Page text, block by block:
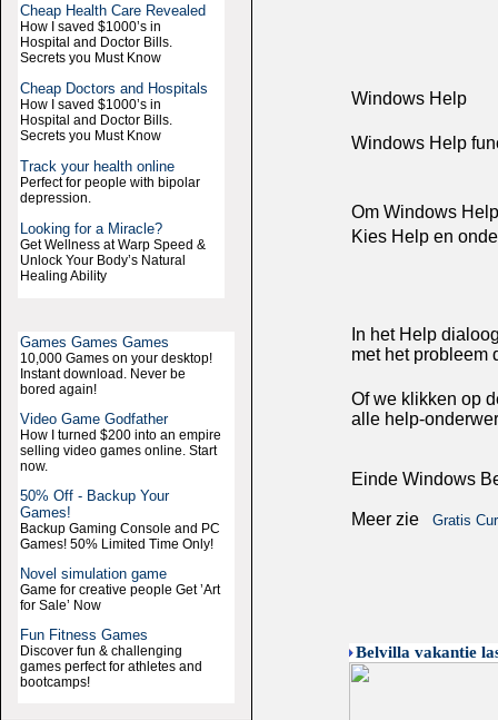
Cheap Health Care Revealed
How I saved $1000’s in
Hospital and Doctor Bills.
Secrets you Must Know
Cheap Doctors and Hospitals
How I saved $1000’s in
Hospital and Doctor Bills.
Secrets you Must Know
Track your health online
Perfect for people with bipolar
depression.
Looking for a Miracle?
Get Wellness at Warp Speed &
Unlock Your Body’s Natural
Healing Ability
Games Games Games
10,000 Games on your desktop!
Instant download. Never be
bored again!
Video Game Godfather
How I turned $200 into an empire
selling video games online. Start
now.
50% Off - Backup Your
Games!
Backup Gaming Console and PC
Games! 50% Limited Time Only!
Novel simulation game
Game for creative people Get ’Art
for Sale’ Now
Fun Fitness Games
Discover fun & challenging
games perfect for athletes and
bootcamps!
Windows Help
Windows Help
Om Windows
Kies Help en
In het Help
met het probleem
Of we klikken op
alle help-
Einde Windows
Meer zie Gratis
Belvilla vakantie